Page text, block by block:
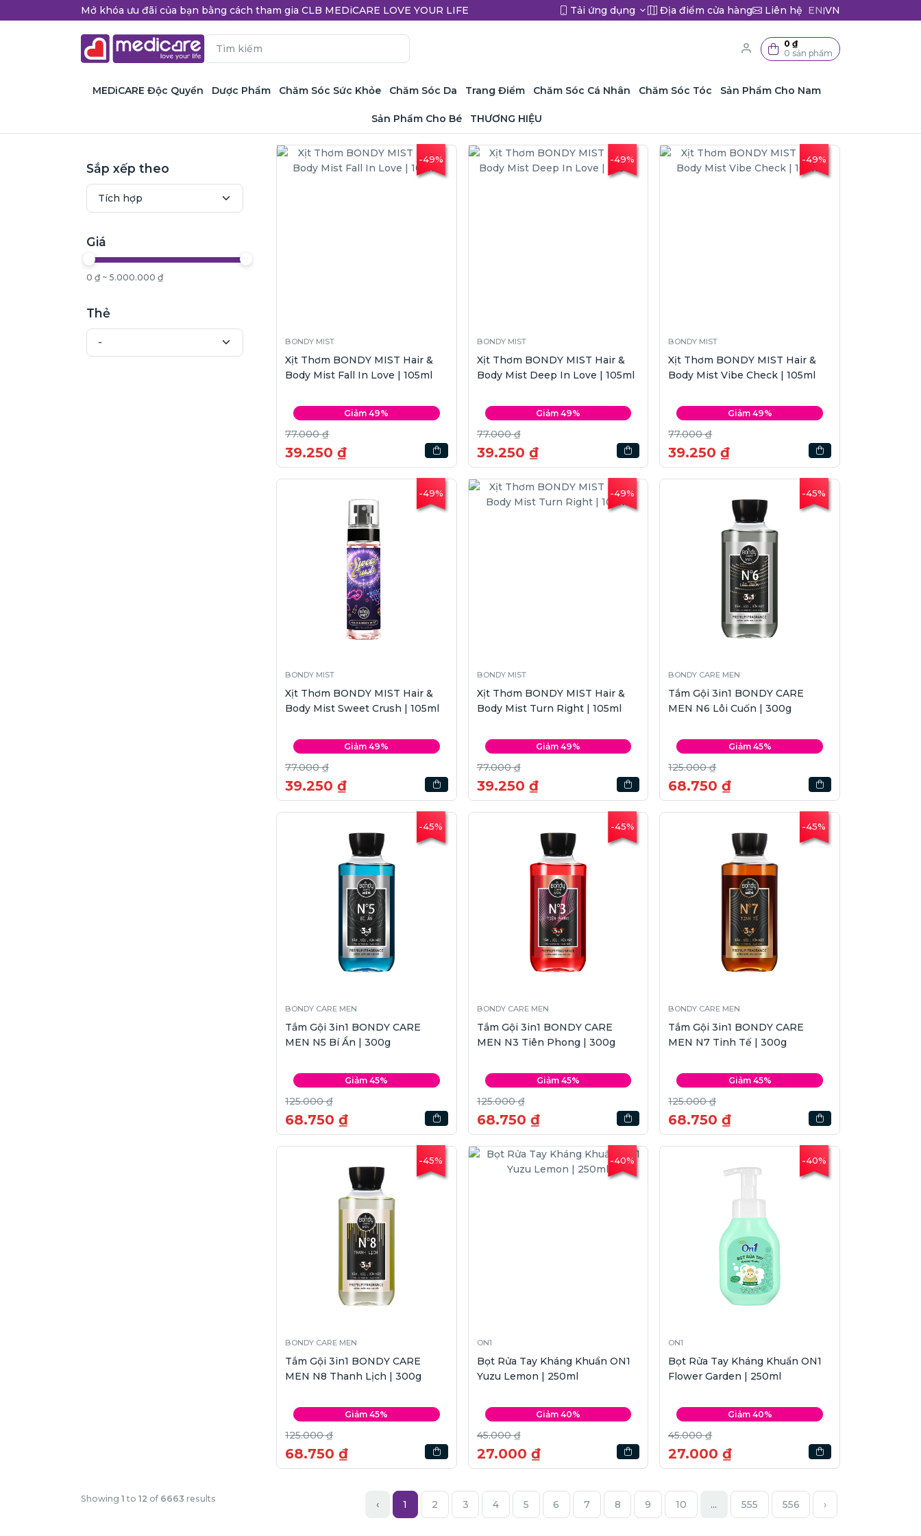
Mở khóa ưu đãi của bạn bằng cách tham gia CLB MEDiCARE LOVE YOUR LIFE Tải ứng dụng Địa điểm cửa hàng Liên hệ EN|VN
0 ₫
0 sản phẩm
MEDiCARE Độc Quyền Dược Phẩm Chăm Sóc Sức Khỏe Chăm Sóc Da Trang Điểm Chăm Sóc Cá Nhân Chăm Sóc Tóc Sản Phẩm Cho Nam
Sản Phẩm Cho Bé THƯƠNG HIỆU
Sắp xếp theo
Giá
0 ₫ ~ 5.000.000 ₫
Thẻ
-49%
BONDY MIST
Xịt Thơm BONDY MIST Hair &
Body Mist Fall In Love | 105ml
Giảm 49%
77.000 ₫
39.250 ₫
-49%
BONDY MIST
Xịt Thơm BONDY MIST Hair &
Body Mist Deep In Love | 105ml
Giảm 49%
77.000 ₫
39.250 ₫
-49%
BONDY MIST
Xịt Thơm BONDY MIST Hair &
Body Mist Vibe Check | 105ml
Giảm 49%
77.000 ₫
39.250 ₫
-49%
BONDY MIST
Xịt Thơm BONDY MIST Hair &
Body Mist Sweet Crush | 105ml
Giảm 49%
77.000 ₫
39.250 ₫
-49%
BONDY MIST
Xịt Thơm BONDY MIST Hair &
Body Mist Turn Right | 105ml
Giảm 49%
77.000 ₫
39.250 ₫
-45%
BONDY CARE MEN
Tắm Gội 3in1 BONDY CARE
MEN N6 Lôi Cuốn | 300g
Giảm 45%
125.000 ₫
68.750 ₫
-45%
BONDY CARE MEN
Tắm Gội 3in1 BONDY CARE
MEN N5 Bí Ẩn | 300g
Giảm 45%
125.000 ₫
68.750 ₫
-45%
BONDY CARE MEN
Tắm Gội 3in1 BONDY CARE
MEN N3 Tiên Phong | 300g
Giảm 45%
125.000 ₫
68.750 ₫
-45%
BONDY CARE MEN
Tắm Gội 3in1 BONDY CARE
MEN N7 Tinh Tế | 300g
Giảm 45%
125.000 ₫
68.750 ₫
-45%
BONDY CARE MEN
Tắm Gội 3in1 BONDY CARE
MEN N8 Thanh Lịch | 300g
Giảm 45%
125.000 ₫
68.750 ₫
-40%
ON1
Bọt Rửa Tay Kháng Khuẩn ON1
Yuzu Lemon | 250ml
Giảm 40%
45.000 ₫
27.000 ₫
-40%
ON1
Bọt Rửa Tay Kháng Khuẩn ON1
Flower Garden | 250ml
Giảm 40%
45.000 ₫
27.000 ₫
Showing 1 to 12 of 6663 results ‹ 1 2 3 4 5 6 7 8 9 10 ... 555 556 ›